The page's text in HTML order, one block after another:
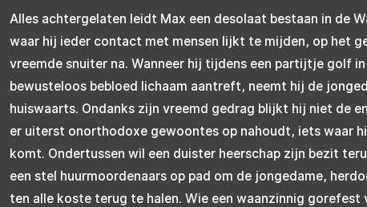
Alles achtergelaten leidt Max een desolaat bestaan in de
waar hij ieder contact met mensen lijkt te mijden, op het
vreemde snuiter na. Wanneer hij tijdens een partijtje golf in
bewusteloos bebloed lichaam aantreft, neemt hij de
huiswaarts. Ondanks zijn vreemd gedrag blijkt hij niet de
er uiterst onorthodoxe gewoontes op nahoudt, iets waar
komt. Ondertussen wil een duister heerschap zijn bezit
een stel huurmoordenaars op pad om de jongedame,
ten alle koste terug te halen. Wie een waanzinnig